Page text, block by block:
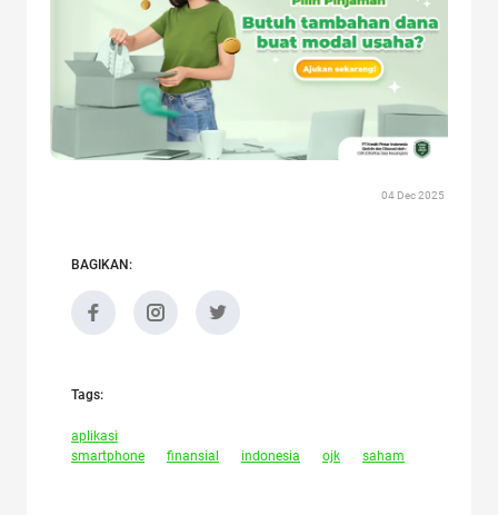
04 Dec 2025
BAGIKAN:
Tags:
aplikasi
smartphone
finansial indonesia ojk saham